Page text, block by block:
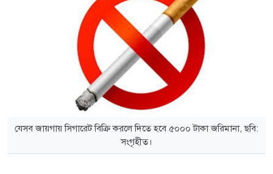
যেসব জায়গায় সিগারেট বিক্রি করলে দিতে হবে ৫০০০ টাকা জরিমানা, ছবি:
সংগৃহীত।